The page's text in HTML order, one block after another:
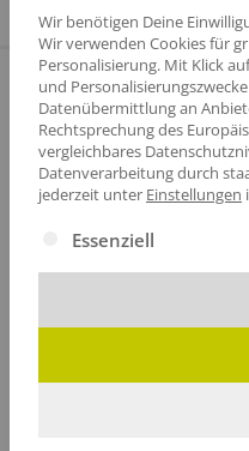
Wir benötigen Deine
Wir verwenden Cookies für
Personalisierung. Mit Klick
und
Datenübermittlung an
Rechtsprechung des
vergleichbares
Datenverarbeitung durch
jederzeit unter Einstellungen
Es folgt eine Liste der
Essenziell